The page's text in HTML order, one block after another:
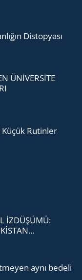
Distopyası
ÜNİVERSİTE
Küçük Ru­tin­ler
İZDÜŞÜMÜ:
MİRASI
aynı be­de­li